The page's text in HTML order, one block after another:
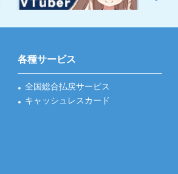
各種サービス
全国総合払戻サービス
キャッシュレスカード